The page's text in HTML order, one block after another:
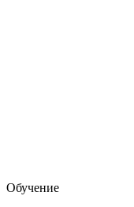
Обучение